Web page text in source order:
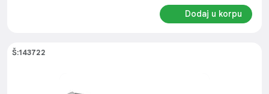
Dodaj u korpu
Š:143722